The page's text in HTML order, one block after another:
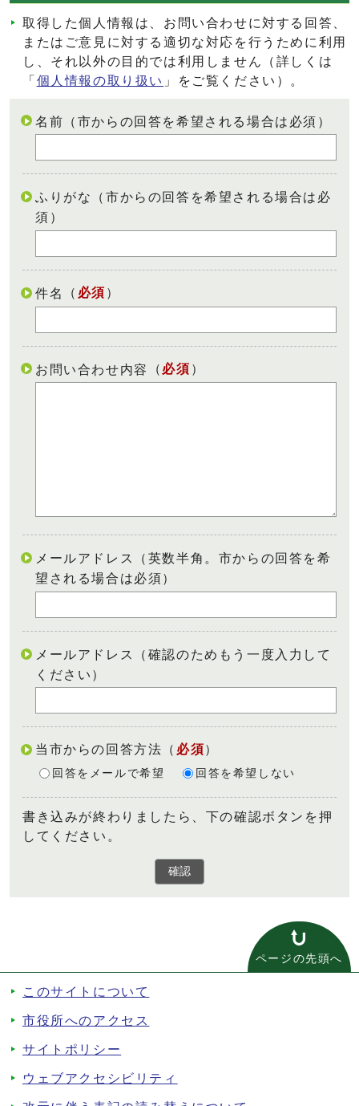
取得した個人情報は、お問い合わせに対する回答、
またはご意見に対する適切な対応を行うために利用
し、それ以外の目的では利用しません（詳しくは
「 個人情報の取り扱い 」をご覧ください）。
名前（市からの回答を希望される場合は必須）
ふりがな（市からの回答を希望される場合は必
須）
件名 （ 必須 ）
お問い合わせ内容 （ 必須 ）
メールアドレス（英数半角。市からの回答を希
望される場合は必須）
メールアドレス（確認のためもう一度入力して
ください）
当市からの回答方法 （ 必須）
回答をメールで希望 回答を希望しない
書き込みが終わりましたら、下の確認ボタンを押
してください。
確認
ページの先頭へ
このサイトについて
市役所へのアクセス
サイトポリシー
ウェブアクセシビリティ